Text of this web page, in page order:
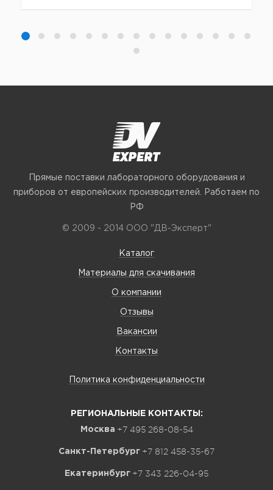
Прямые поставки лабораторного оборудования и
приборов от европейских производителей. Работаем по
РФ
© 2009 - 2014 ООО "ДВ-Эксперт"
Каталог
Материалы для скачивания
О компании
Отзывы
Вакансии
Контакты
Политика конфиденциальности
РЕГИОНАЛЬНЫЕ КОНТАКТЫ:
Москва +7 495 268-08-54
Санкт-Петербург +7 812 458-35-67
Екатеринбург +7 343 226-04-95